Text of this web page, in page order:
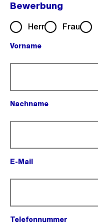
Bewerbung
Herr Frau
Vorname
Nachname
E-Mail
Telefonnummer